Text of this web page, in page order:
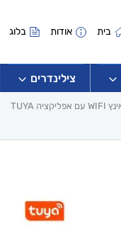
בית אודות בלוג
צילינדרים